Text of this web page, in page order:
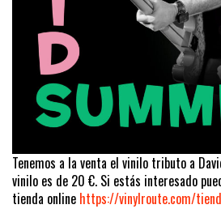
Tenemos a la venta el vinilo tributo a
vinilo es de 20 €. Si estás interesado
tienda online https://vinylroute.com/